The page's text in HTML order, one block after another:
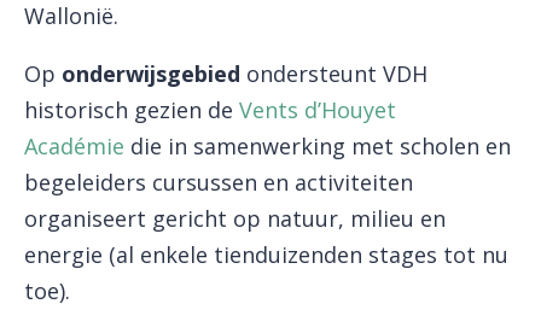
Wallonië.
Op onderwijsgebied ondersteunt VDH
historisch gezien de Vents d’Houyet
Académie die in samenwerking met scholen en
begeleiders cursussen en activiteiten
organiseert gericht op natuur, milieu en
energie (al enkele tienduizenden stages tot nu
toe).